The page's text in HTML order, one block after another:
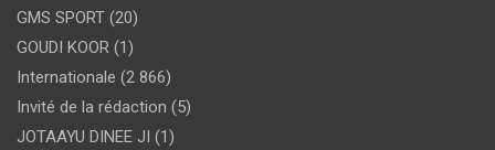
GMS SPORT (20)
GOUDI KOOR (1)
Internationale (2 866)
Invité de la rédaction (5)
JOTAAYU DINEE JI (1)